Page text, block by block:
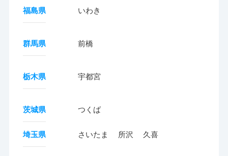
福島県 いわき
群馬県 前橋
栃木県 宇都宮
茨城県 つくば
埼玉県 さいたま 所沢 久喜